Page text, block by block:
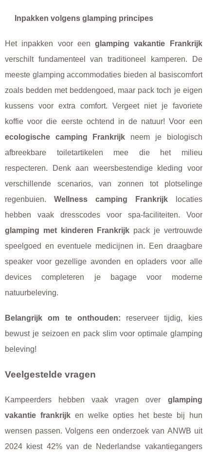
Inpakken volgens glamping principes
Het inpakken voor eenglamping vakantie Frankrijk
verschilt fundamenteel van traditioneel kamperen. De
meeste glamping accommodaties bieden al basiscomfort
zoals bedden met beddengoed, maar pack toch je eigen
kussens voor extra comfort. Vergeet niet je favoriete
koffie voor die eerste ochtend in de natuur! Voor een
ecologische camping Frankrijk neem je biologisch
afbreekbare toiletartikelen mee die het milieu
respecteren. Denk aan weersbestendige kleding voor
verschillende scenarios, van zonnen tot plotselinge
regenbuien. Wellness camping Frankrijklocaties
hebben vaak dresscodes voor spa-faciliteiten. Voor
glamping met kinderen Frankrijk pack je vertrouwde
speelgoed en eventuele medicijnen in. Een draagbare
speaker voor gezellige avonden en opladers voor alle
devices completeren je bagage voor moderne
natuurbeleving.
Belangrijk om te onthouden: reserveer tijdig, kies
bewust je seizoen en pack slim voor optimale glamping
beleving!
Veelgestelde vragen
Kampeerders hebben vaak vragen over glamping
vakantie frankrijken welke opties het beste bij hun
wensen passen. Volgens een onderzoek van ANWB uit
2024 kiest 42% van de Nederlandse vakantiegangers